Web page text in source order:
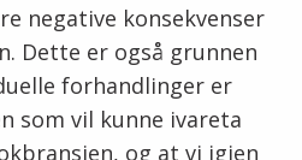
negative konsekvenser
Dette er også grunnen
forhandlinger er
som vil kunne ivareta
og at vi igjen